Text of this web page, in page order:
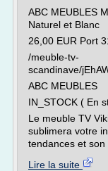
ABC MEUBLES
Naturel et Blanc
26,00 EUR Port
/meuble-tv-
scandinave/
ABC MEUBLES
IN_STOCK ( En
Le meuble TV
sublimera votre
tendances et son
Lire la suite